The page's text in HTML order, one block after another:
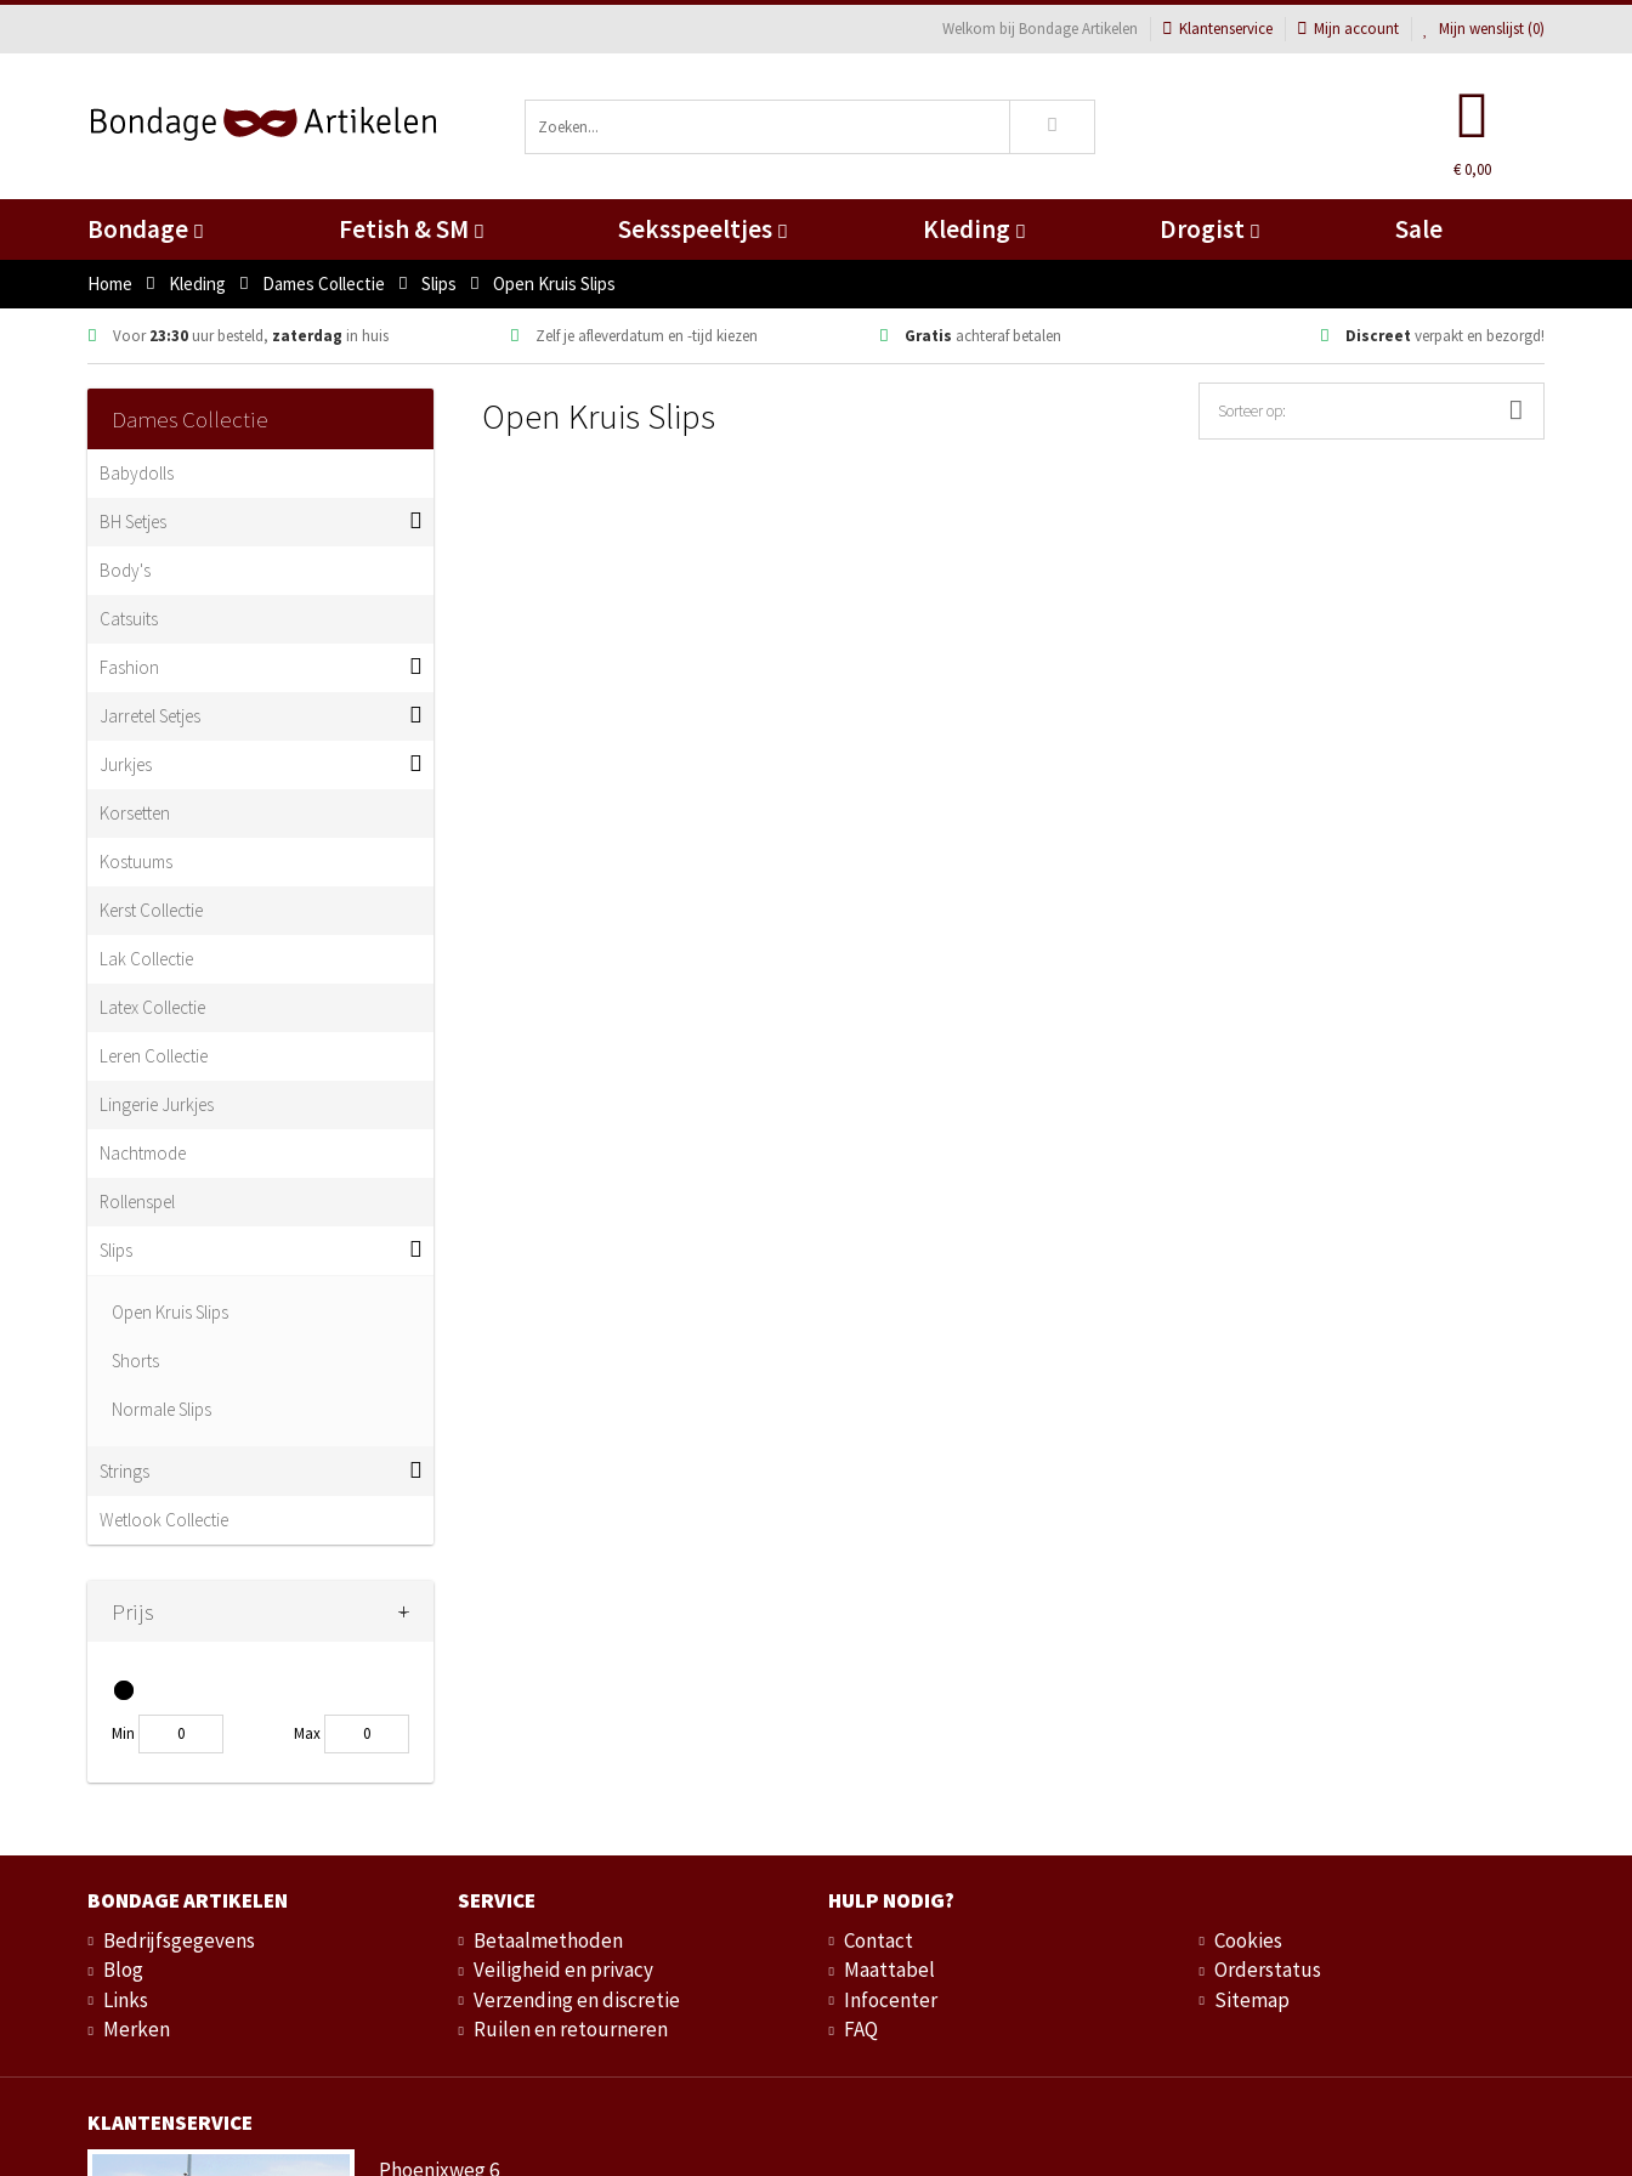
Welkom bij Bondage Artikelen Klantenservice Mijn account Mijn wenslijst (0)
€ 0,00
Bondage Fetish & SM Seksspeeltjes Kleding Drogist Sale
Home Kleding Dames Collectie Slips Open Kruis Slips
Voor23:30 uur besteld, zaterdag in huis Zelf je afleverdatum en -tijd kiezen Gratis achteraf betalen Discreet verpakt en bezorgd!
Dames Collectie
Babydolls
BH Setjes
Body's
Catsuits
Fashion
Jarretel Setjes
Jurkjes
Korsetten
Kostuums
Kerst Collectie
Lak Collectie
Latex Collectie
Leren Collectie
Lingerie Jurkjes
Nachtmode
Rollenspel
Slips
Open Kruis Slips
Shorts
Normale Slips
Strings
Wetlook Collectie
Prijs -
+
Min Max
Open Kruis Slips Sorteer op:
BONDAGE ARTIKELEN
Bedrijfsgegevens
Blog
Links
Merken
SERVICE
Betaalmethoden
Veiligheid en privacy
Verzending en discretie
Ruilen en retourneren
HULP NODIG?
Contact
Maattabel
Infocenter
FAQ
Cookies
Orderstatus
Sitemap
KLANTENSERVICE
Phoenixweg 6